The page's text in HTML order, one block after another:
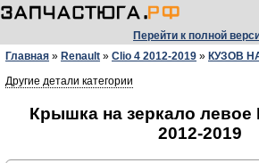
Перейти к полной
Главная » Renault » Clio 4 2012-2019 » КУЗОВ
Другие детали категории
Крышка на зеркало левое
2012-2019